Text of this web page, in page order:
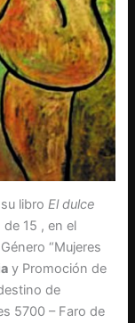
su libroEl dulce
15 , en el
“Mujeres
y Promoción de
de
5700 – Faro de